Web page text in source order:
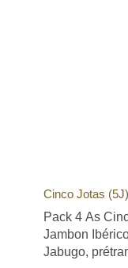
Cinco Jotas (5J)
Pack 4 As
Jambon
Jabugo,